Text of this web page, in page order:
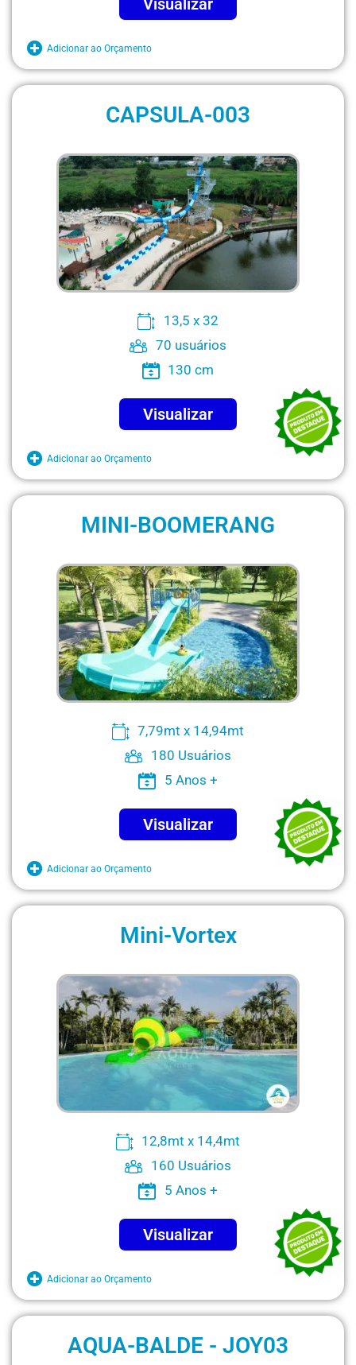
Visualizar
Adicionar ao Orçamento
CAPSULA-003
13,5 x 32
70 usuários
130 cm
Visualizar
Adicionar ao Orçamento
MINI-BOOMERANG
7,79mt x 14,94mt
180 Usuários
5 Anos +
Visualizar
Adicionar ao Orçamento
Mini-Vortex
12,8mt x 14,4mt
160 Usuários
5 Anos +
Visualizar
Adicionar ao Orçamento
AQUA-BALDE - JOY03